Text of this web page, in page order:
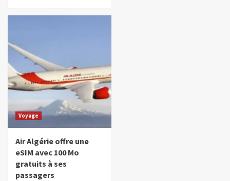
Voyage
Air Algérie offre une
eSIM avec 100 Mo
gratuits à ses
passagers